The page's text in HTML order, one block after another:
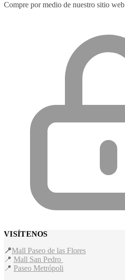
Compre por medio de nuestro sitio web
VISÍTENOS
📍Mall Paseo de las Flores
📍 Mall San Pedro
📍 Paseo Metrópoli